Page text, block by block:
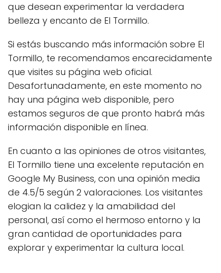
que desean experimentar la verdadera
belleza y encanto de El Tormillo.
Si estás buscando más información sobre El
Tormillo, te recomendamos encarecidamente
que visites su página web oficial.
Desafortunadamente, en este momento no
hay una página web disponible, pero
estamos seguros de que pronto habrá más
información disponible en línea.
En cuanto a las opiniones de otros visitantes,
El Tormillo tiene una excelente reputación en
Google My Business, con una opinión media
de 4.5/5 según 2 valoraciones. Los visitantes
elogian la calidez y la amabilidad del
personal, así como el hermoso entorno y la
gran cantidad de oportunidades para
explorar y experimentar la cultura local.